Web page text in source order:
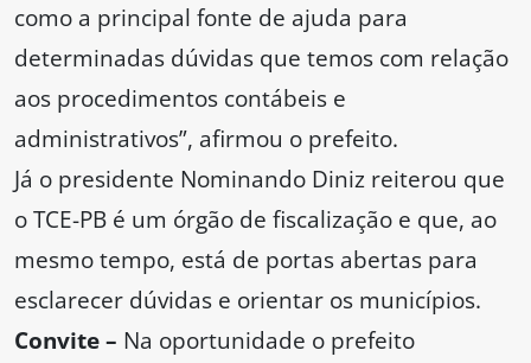
como a principal fonte de ajuda para
determinadas dúvidas que temos com relação
aos procedimentos contábeis e
administrativos”, afirmou o prefeito.
Já o presidente Nominando Diniz reiterou que
o TCE-PB é um órgão de fiscalização e que, ao
mesmo tempo, está de portas abertas para
esclarecer dúvidas e orientar os municípios.
Convite – Na oportunidade o prefeito